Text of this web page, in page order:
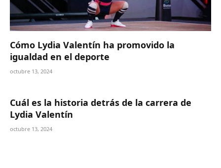
Cómo Lydia Valentín ha promovido la
igualdad en el deporte
octubre 13, 2024
Cuál es la historia detrás de la carrera de
Lydia Valentín
octubre 13, 2024